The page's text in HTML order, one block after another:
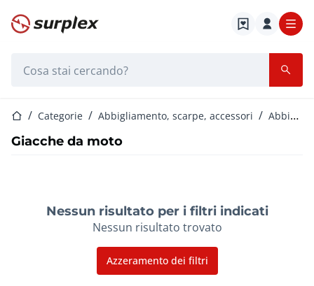
Home
Home Categorie Abbigliamento, scarpe, accessori Abbigliamento da motociclismo unisex
Giacche da moto
Nessun risultato per i filtri indicati
Nessun risultato trovato
Azzeramento dei filtri